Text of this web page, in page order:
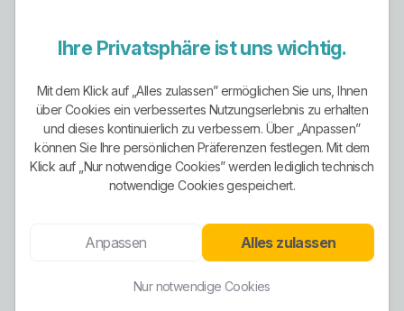
Stromangebote
Für Privatkunden stehen mit Kiss.PLUS,
Kiss.BASIS und Kiss.EASY mehrere klar
unterscheidbare Stromtarife zur Verfügung.
Daneben bestehen die gesetzliche
Grundversorgung und die Ersatzversorgung.
Die Tarifauswahl richtet sich damit vor allem an
Kunden, die zwischen Planungssicherheit,
Flexibilität und einer schlanken Online-Lösung
wählen wollen.
Ihre Privatsphäre ist uns wichtig.
Mit dem Klick auf „Alles zulassen” ermöglichen Sie uns, Ihnen
über Cookies ein verbessertes Nutzungserlebnis zu erhalten
und dieses kontinuierlich zu verbessern. Über „Anpassen”
können Sie Ihre persönlichen Präferenzen festlegen. Mit dem
Klick auf „Nur notwendige Cookies” werden lediglich technisch
notwendige Cookies gespeichert.
Anpassen Alles zulassen
Nur notwendige Cookies